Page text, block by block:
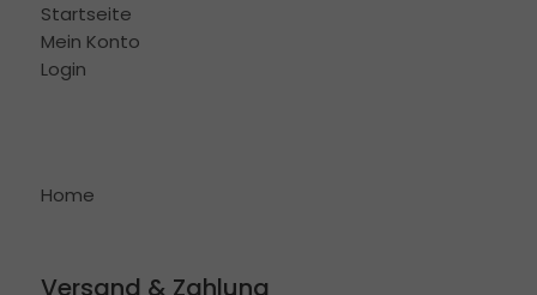
Startseite
Mein Konto
Login
Home
Versand & Zahlung